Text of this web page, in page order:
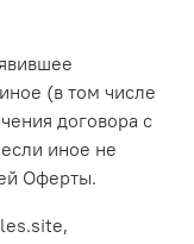
(в том числе
договора с
иное не
Оферты.